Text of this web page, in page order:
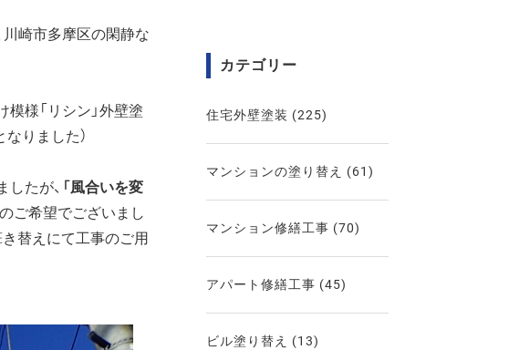
川崎市多摩区の閑静な
様「リシン」外壁塗
りました）
たが、 「風合いを変
ご希望でございまし
き替えにて工事のご用
カテゴリー
住宅外壁塗装 (225)
マンションの塗り替え (61)
マンション修繕工事 (70)
アパート修繕工事 (45)
ビル塗り替え (13)